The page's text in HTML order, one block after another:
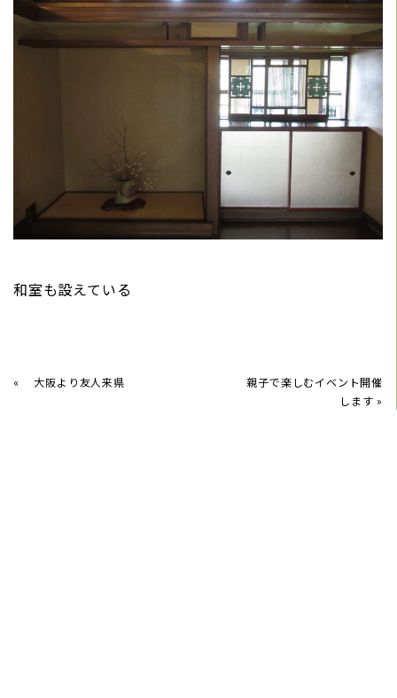
和室も設えている
« 大阪より友人来県
親子で楽しむイベント開催
します »